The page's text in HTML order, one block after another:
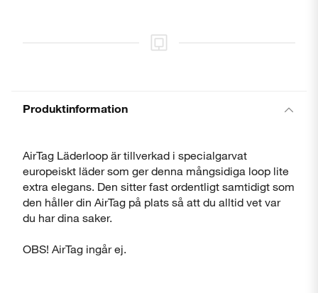
Produktinformation
AirTag Läderloop är tillverkad i specialgarvat
europeiskt läder som ger denna mångsidiga loop lite
extra elegans. Den sitter fast ordentligt samtidigt som
den håller din AirTag på plats så att du alltid vet var
du har dina saker.
OBS! AirTag ingår ej.